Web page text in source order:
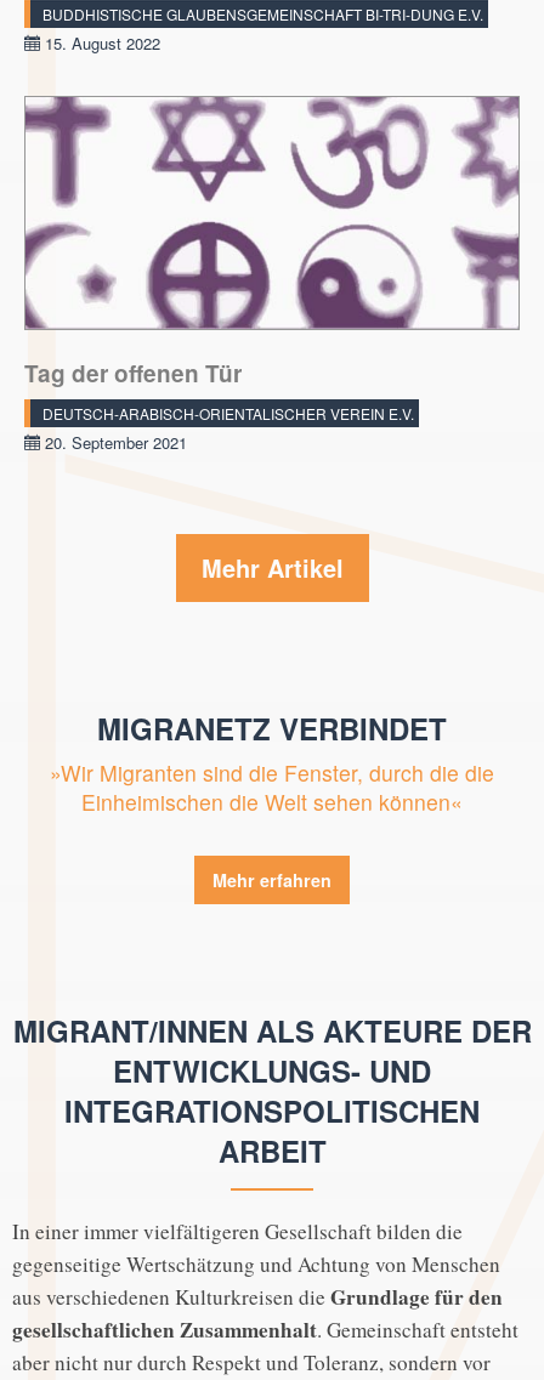
BUDDHISTISCHE GLAUBENSGEMEINSCHAFT BI-TRI-DUNG E.V.
15. August 2022
Tag der offenen Tür
DEUTSCH-ARABISCH-ORIENTALISCHER VEREIN E.V.
20. September 2021
Mehr Artikel
MIGRANETZ VERBINDET
»Wir Migranten sind die Fenster, durch die die
Einheimischen die Welt sehen können«
Mehr erfahren
MIGRANT/INNEN ALS AKTEURE DER
ENTWICKLUNGS- UND
INTEGRATIONSPOLITISCHEN
ARBEIT
In einer immer vielfältigeren Gesellschaft bilden die
gegenseitige Wertschätzung und Achtung von Menschen
aus verschiedenen Kulturkreisen die Grundlage für den
gesellschaftlichen Zusammenhalt. Gemeinschaft entsteht
aber nicht nur durch Respekt und Toleranz, sondern vor